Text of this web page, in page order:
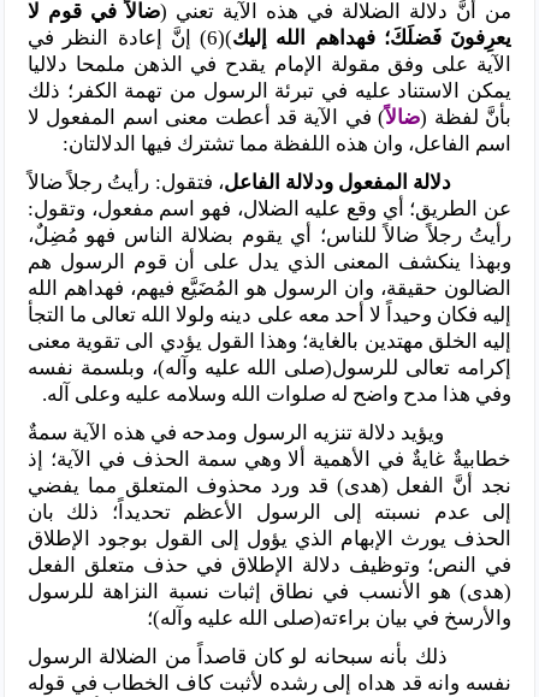
من أنَّ دلالة الضلالة في هذه الآية تعني (ضالاً في قوم لا
يعرِفونَ فَضلَكَ؛ فهداهم الله إليك
)(6) إنَّ إعادة النظر في
الآية على وفق مقولة الإمام يقدح في الذهن ملمحا دلاليا
يمكن الاستناد عليه في تبرئة الرسول من تهمة الكفر؛ ذلك
بأنَّ لفظة (ضالاً) في الآية قد أعطت معنى اسم المفعول لا
اسم الفاعل، وان هذه اللفظة مما تشترك فيها الدلالتان:
دلالة المفعول ودلالة الفاعل، فتقول: رأيتُ رجلاً ضالاً
عن الطريق؛ أي وقع عليه الضلال، فهو اسم مفعول، وتقول:
رأيتُ رجلاً ضالاً للناس؛ أي يقوم بضلالة الناس فهو مُضِلٌ،
وبهذا ينكشف المعنى الذي يدل على أن قوم الرسول هم
الضالون حقيقة، وان الرسول هو المُضَيَّع فيهم، فهداهم الله
إليه فكان وحيداً لا أحد معه على دينه ولولا الله تعالى ما التجأ
إليه الخلق مهتدين بالغاية؛ وهذا القول يؤدي الى تقوية معنى
إكرامه تعالى للرسول(صلى الله عليه وآله)، وبلسمة نفسه
وفي هذا مدح واضح له صلوات الله وسلامه عليه وعلى آله.
ويؤيد دلالة تنزيه الرسول ومدحه في هذه الآية سمةٌ
خطابيةٌ غايةٌ في الأهمية ألا وهي سمة الحذف في الآية؛ إذ
نجد أنَّ الفعل (هدى) قد ورد محذوف المتعلق مما يفضي
إلى عدم نسبته إلى الرسول الأعظم تحديداً؛ ذلك بان
الحذف يورث الإبهام الذي يؤول إلى القول بوجود الإطلاق
في النص؛ وتوظيف دلالة الإطلاق في حذف متعلق الفعل
(هدى) هو الأنسب في نطاق إثبات نسبة النزاهة للرسول
والأرسخ في بيان براءته(صلى الله عليه وآله)؛
ذلك بأنه سبحانه لو كان قاصداً من الضلالة الرسول
نفسه وانه قد هداه إلى رشده لأثبت كاف الخطاب في قوله